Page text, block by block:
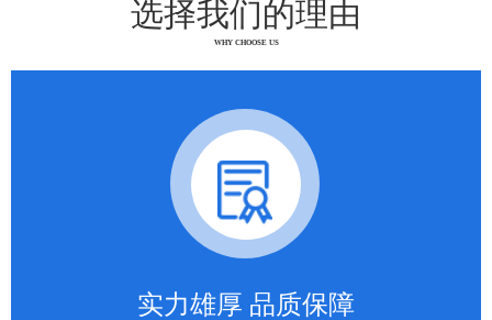
选择我们的理由
WHY CHOOSE US
实力雄厚 品质保障